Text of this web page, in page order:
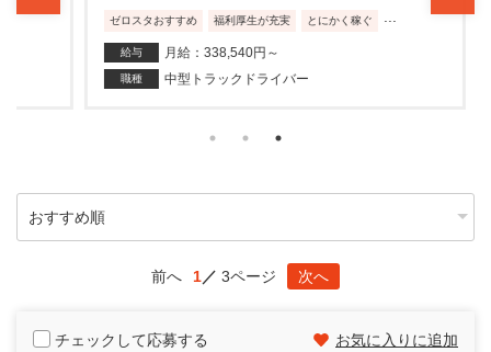
ゼロスタおすすめ 福利厚生が充実 とにかく稼ぐ ...
月給：338,540円～
中型トラックドライバー
前へ 1 3ページ 次へ
チェックして応募する お気に入りに追加